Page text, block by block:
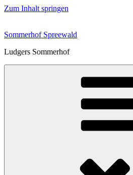
Zum Inhalt springen
Sommerhof Spreewald
Ludgers Sommerhof